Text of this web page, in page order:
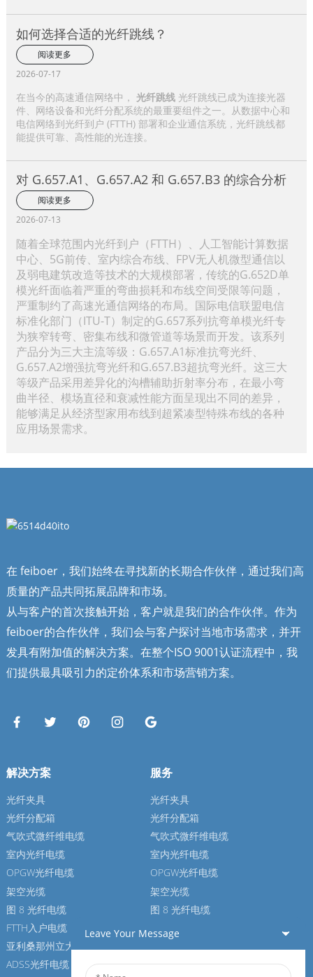
如何选择合适的光纤跳线？
阅读更多
2026-07-17
在当今的高速通信网络中， 光纤跳线光纤跳线已成为连接光器
件、网络设备和光纤分配系统的最重要组件之一。从数据中心和
电信网络到光纤到户 (FTTH) 部署和企业通信系统，光纤跳线都
能提供可靠、高性能的光连接。
对 G.657.A1、G.657.A2 和 G.657.B3 的综合分析
阅读更多
2026-07-13
随着全球范围内光纤到户（FTTH）、人工智能计算数据
中心、5G前传、室内综合布线、FPV无人机微型通信以
及弱电建筑改造等技术的大规模部署，传统的G.652D单
模光纤面临着严重的弯曲损耗和布线空间受限等问题，
严重制约了高速光通信网络的布局。国际电信联盟电信
标准化部门（ITU-T）制定的G.657系列抗弯单模光纤专
为狭窄转弯、密集布线和微管道等场景而开发。该系列
产品分为三大主流等级：G.657.A1标准抗弯光纤、
G.657.A2增强抗弯光纤和G.657.B3超抗弯光纤。这三大
等级产品采用差异化的沟槽辅助折射率分布，在最小弯
曲半径、模场直径和衰减性能方面呈现出不同的差异，
能够满足从经济型家用布线到超紧凑型特殊布线的各种
应用场景需求。
在 feiboer，我们始终在寻找新的长期合作伙伴，通过我们高
质量的产品共同拓展品牌和市场。
从与客户的首次接触开始，客户就是我们的合作伙伴。作为
feiboer的合作伙伴，我们会与客户探讨当地市场需求，并开
发具有附加值的解决方案。在整个ISO 9001认证流程中，我
们提供最具吸引力的定价体系和市场营销方案。
解决方案
光纤夹具
光纤分配箱
气吹式微纤维电缆
室内光纤电缆
OPGW光纤电缆
架空光缆
图 8 光纤电缆
FTTH入户电缆
亚利桑那州立大学光纤电缆
ADSS光纤电缆
服务
光纤夹具
光纤分配箱
气吹式微纤维电缆
室内光纤电缆
OPGW光纤电缆
架空光缆
图 8 光纤电缆
ADSS光纤电缆
Leave Your Message